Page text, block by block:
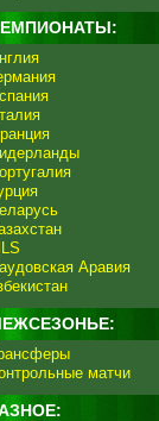
Аравия
матчи